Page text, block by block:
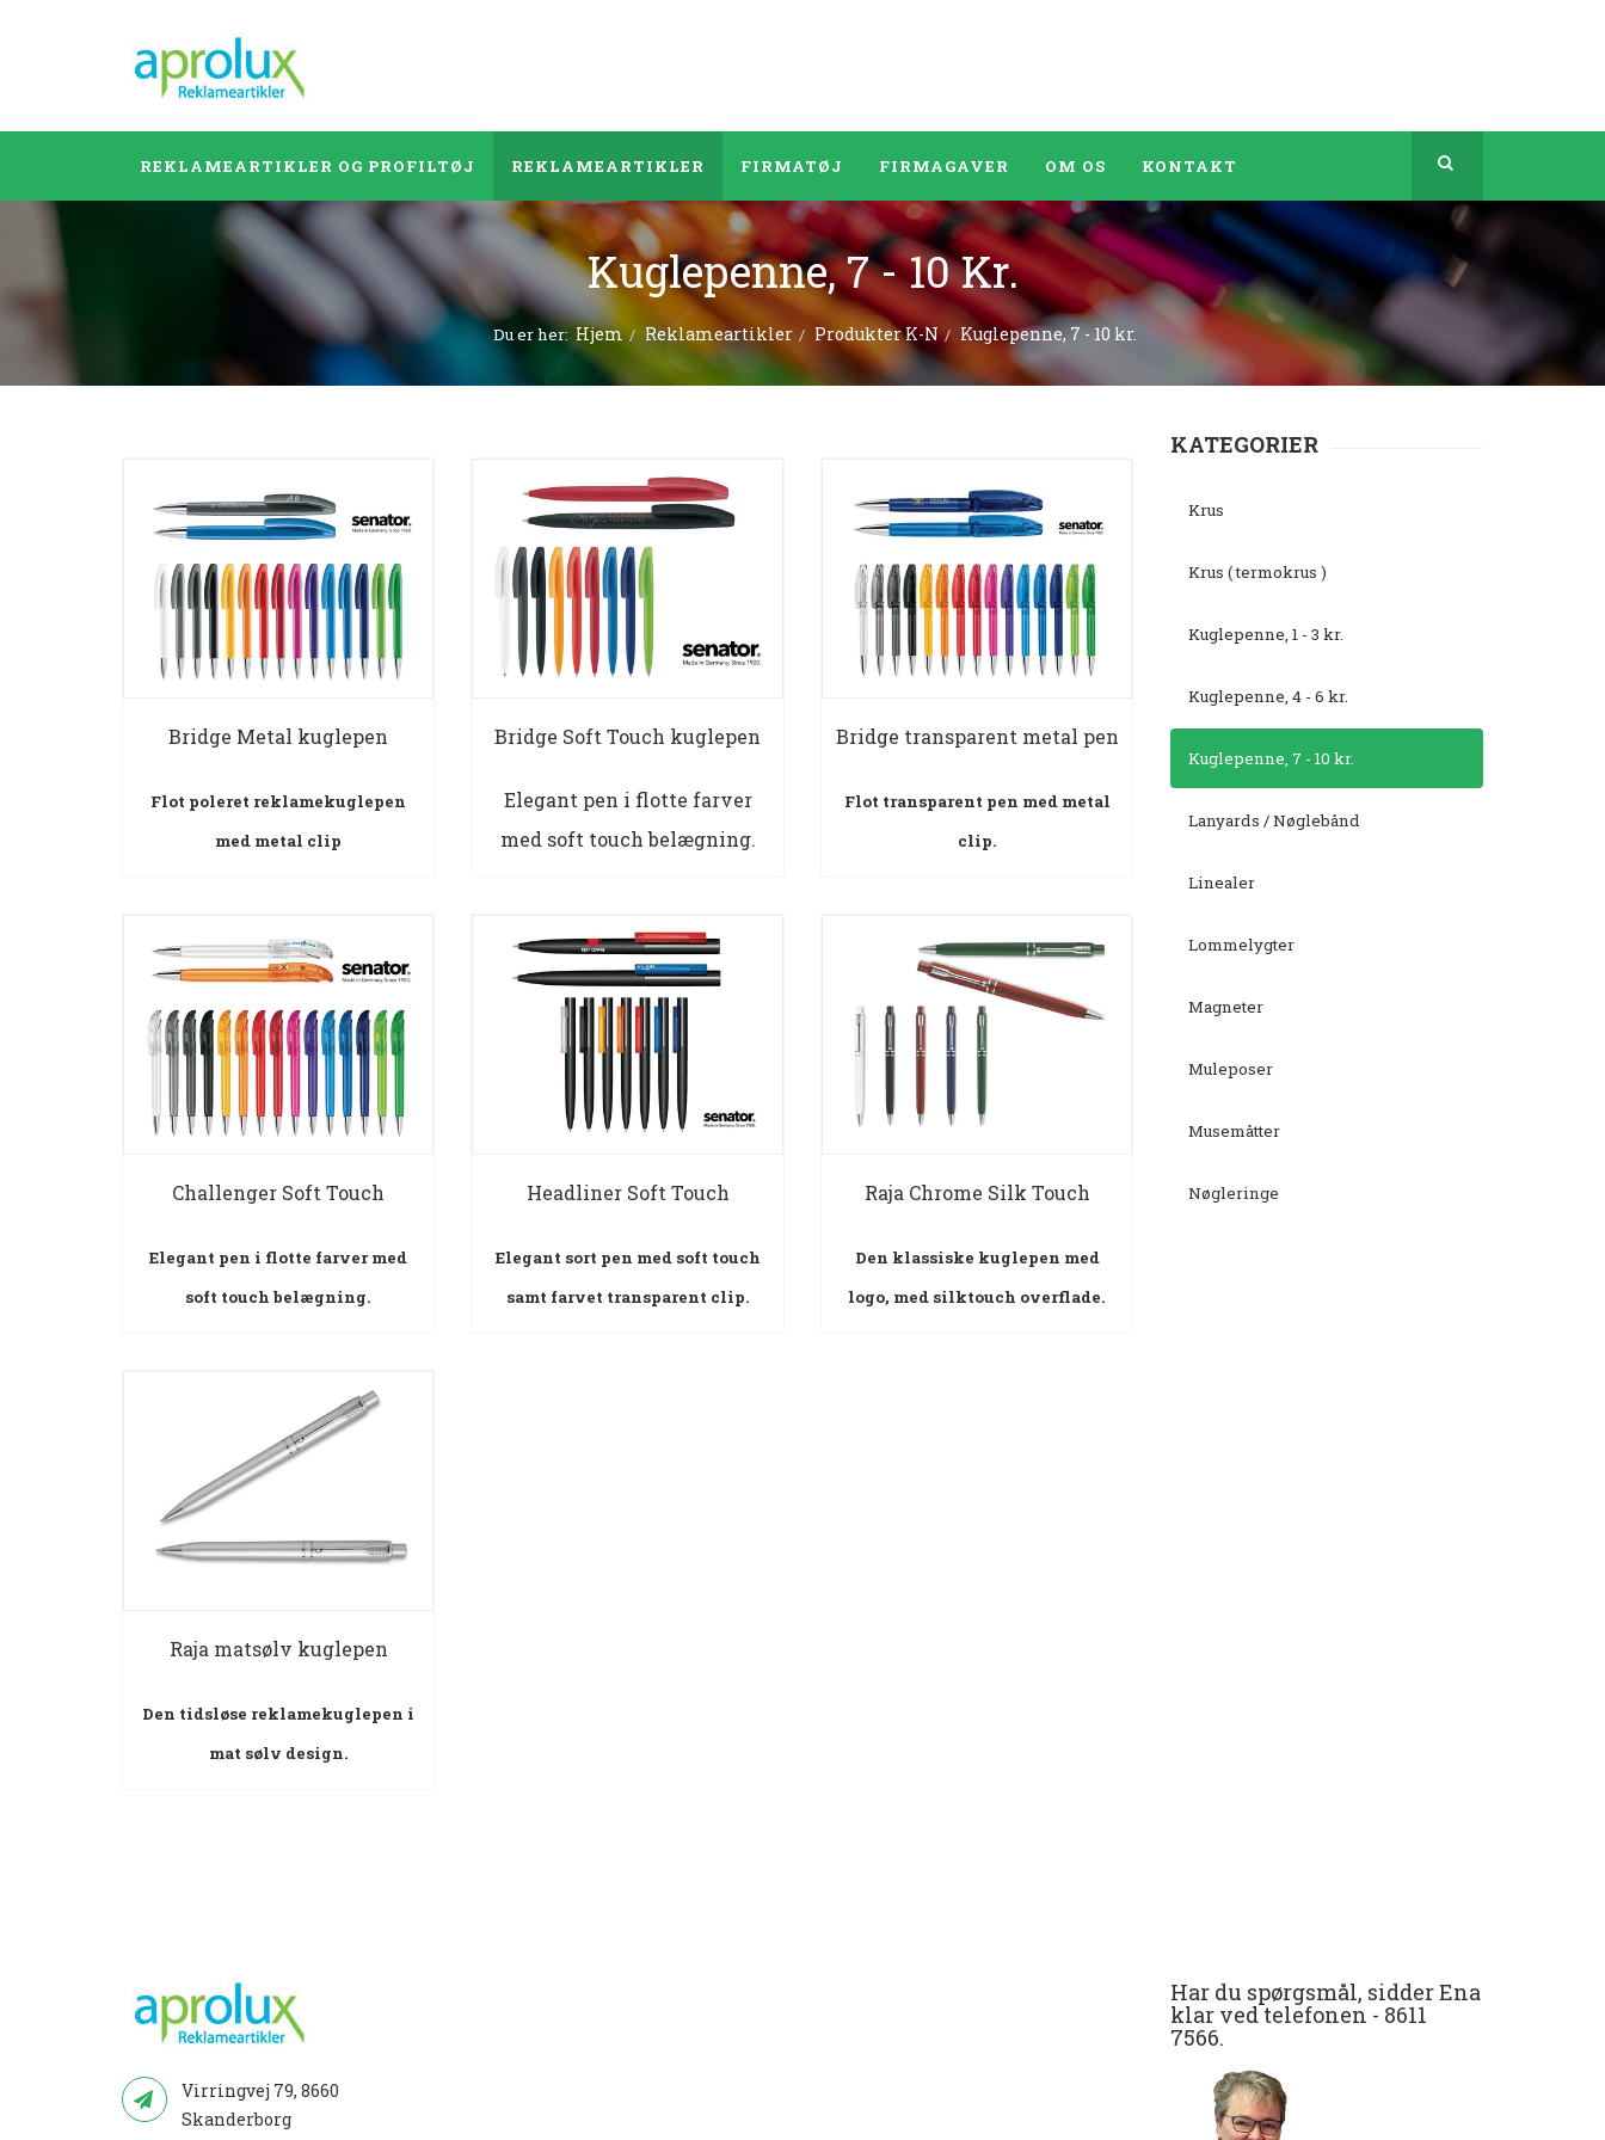
REKLAMEARTIKLER OG PROFILTØJ REKLAMEARTIKLER FIRMATØJ FIRMAGAVER OM OS KONTAKT
Kuglepenne, 7 - 10 Kr.
Du er her: Hjem Reklameartikler Produkter K-N Kuglepenne, 7 - 10 kr.
Bridge Metal kuglepen
Flot poleret reklamekuglepen
med metal clip
Bridge Soft Touch kuglepen
Elegant pen i flotte farver
med soft touch belægning.
Bridge transparent metal pen
Flot transparent pen med metal
clip.
Challenger Soft Touch
Elegant pen i flotte farver med
soft touch belægning.
Headliner Soft Touch
Elegant sort pen med soft touch
samt farvet transparent clip.
Raja Chrome Silk Touch
Den klassiske kuglepen med
logo, med silktouch overflade.
Raja matsølv kuglepen
Den tidsløse reklamekuglepen i
mat sølv design.
KATEGORIER
Krus
Krus ( termokrus )
Kuglepenne, 1 - 3 kr.
Kuglepenne, 4 - 6 kr.
Kuglepenne, 7 - 10 kr.
Lanyards / Nøglebånd
Linealer
Lommelygter
Magneter
Muleposer
Musemåtter
Nøgleringe
Virringvej 79, 8660
Skanderborg
Har du spørgsmål, sidder Ena
klar ved telefonen - 8611
7566.